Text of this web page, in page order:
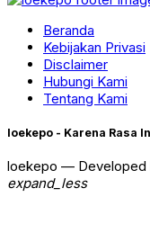
Beranda
Kebijakan Privasi
Disclaimer
Hubungi Kami
Tentang Kami
loekepo - Karena Rasa
loekepo — Developed
expand_less